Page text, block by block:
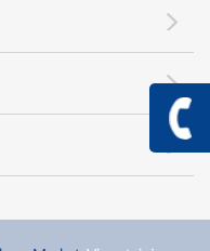
atsižvelgti į tai, kokie
apatiniais stalčiais, į
sudėti vaikiškus
knygų ir sąsiuvinių
su lentynomis be
apatinių
+370 617
Info linija I - V 9:00 -